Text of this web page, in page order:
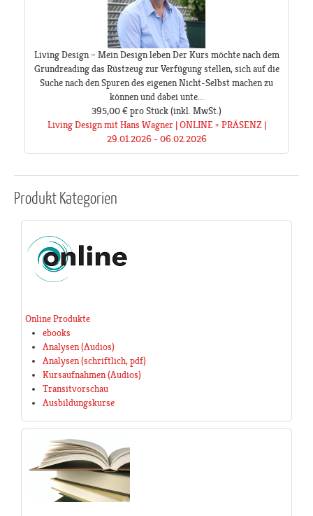
Living Design – Mein Design leben Der Kurs möchte nach dem
Grundreading das Rüstzeug zur Verfügung stellen, sich auf die
Suche nach den Spuren des eigenen Nicht-Selbst machen zu
können und dabei unte...
395,00 €pro Stück(inkl. MwSt.)
Living Design mit Hans Wagner | ONLINE + PRÄSENZ |
29.01.2026 - 06.02.2026
ProduktKategorien
Online Produkte
ebooks
Analysen (Audios)
Analysen (schriftlich, pdf)
Kursaufnahmen (Audios)
Transitvorschau
Ausbildungskurse